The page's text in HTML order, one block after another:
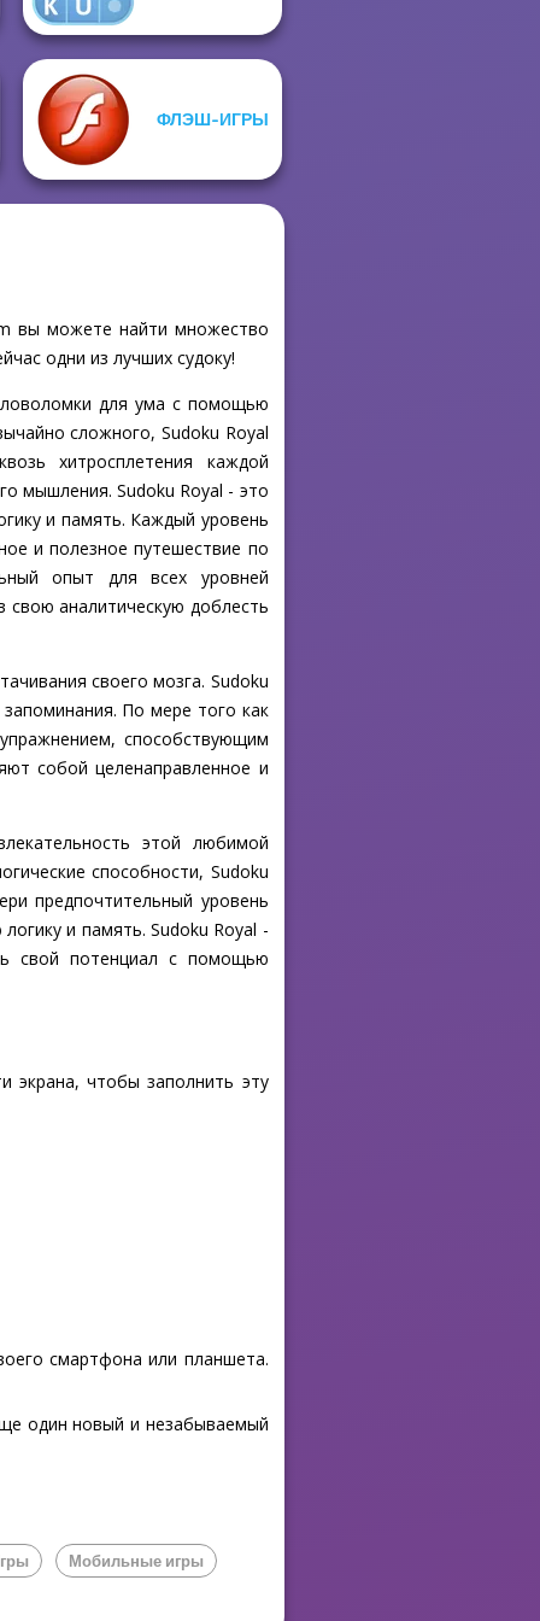
ФЛЭШ-ИГРЫ
вы можете найти множество
одни из лучших судоку!
для ума с помощью
сложного, Sudoku Royal
хитросплетения каждой
мышления. Sudoku Royal - это
и память. Каждый уровень
и полезное путешествие по
опыт для всех уровней
аналитическую доблесть
своего мозга. Sudoku
По мере того как
способствующим
собой целенаправленное и
этой любимой
способности, Sudoku
предпочтительный уровень
и память. Sudoku Royal -
свой потенциал с помощью
экрана, чтобы заполнить эту
смартфона или планшета.
один новый и незабываемый
Мобильные игры